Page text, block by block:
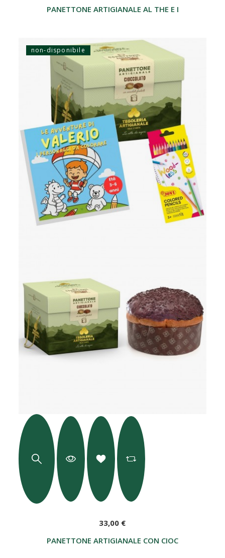
PANETTONE ARTIGIANALE AL THE E LIMONE
PANETTONE ARTIGIANALE CON CIOCCOLATO
33,00 €
non-disponibile